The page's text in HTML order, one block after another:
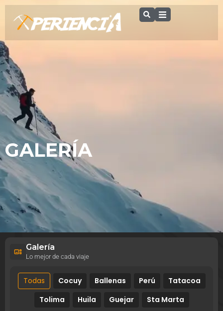
GALERÍA
Galería
Lo mejor de cada viaje
Todas Cocuy Ballenas Perú
Tatacoa
Tolima
Huila Guejar Sta Marta